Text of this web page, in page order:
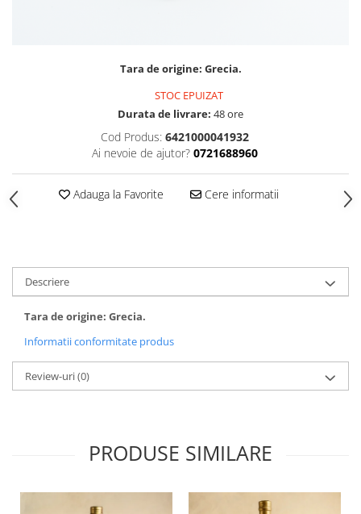
TOATE PRODUSELE
Tara de origine: Grecia.
STOC EPUIZAT
Durata de livrare: 48 ore
Cod Produs: 6421000041932
Ai nevoie de ajutor? 0721688960
Adauga la Favorite Cere informatii
Descriere
Tara de origine: Grecia.
Informatii conformitate produs
Review-uri(0)
PRODUSE SIMILARE